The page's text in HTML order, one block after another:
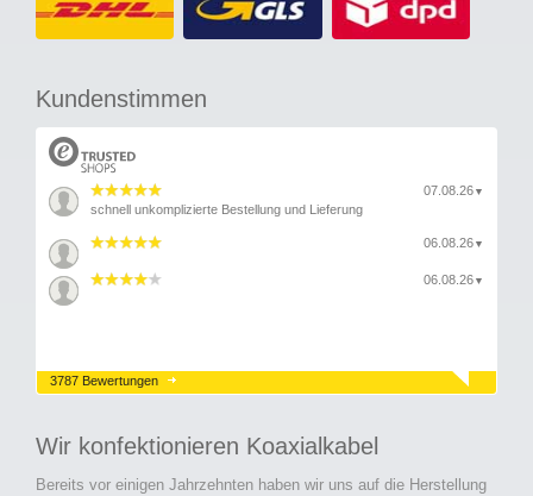
Kundenstimmen
07.08.26 ▼
schnell unkomplizierte Bestellung und Lieferung
06.08.26 ▼
06.08.26 ▼
3787 Bewertungen
Wir konfektionieren Koaxialkabel
Bereits vor einigen Jahrzehnten haben wir uns auf die Herstellung